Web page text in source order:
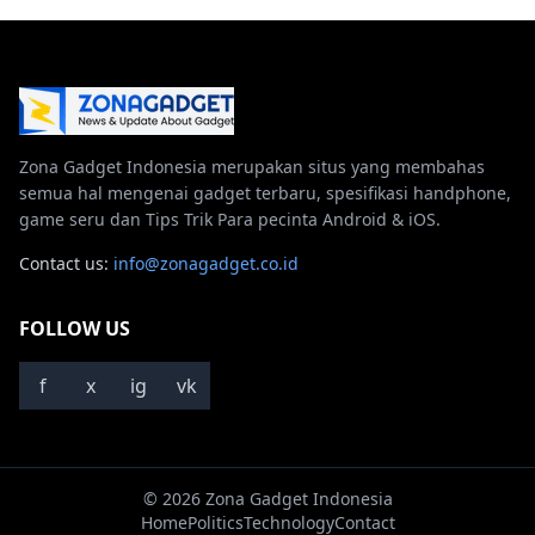
Zona Gadget Indonesia merupakan situs yang membahas
semua hal mengenai gadget terbaru, spesifikasi handphone,
game seru dan Tips Trik Para pecinta Android & iOS.
Contact us: info@zonagadget.co.id
FOLLOW US
f x ig vk
© 2026 Zona Gadget Indonesia
HomePoliticsTechnologyContact